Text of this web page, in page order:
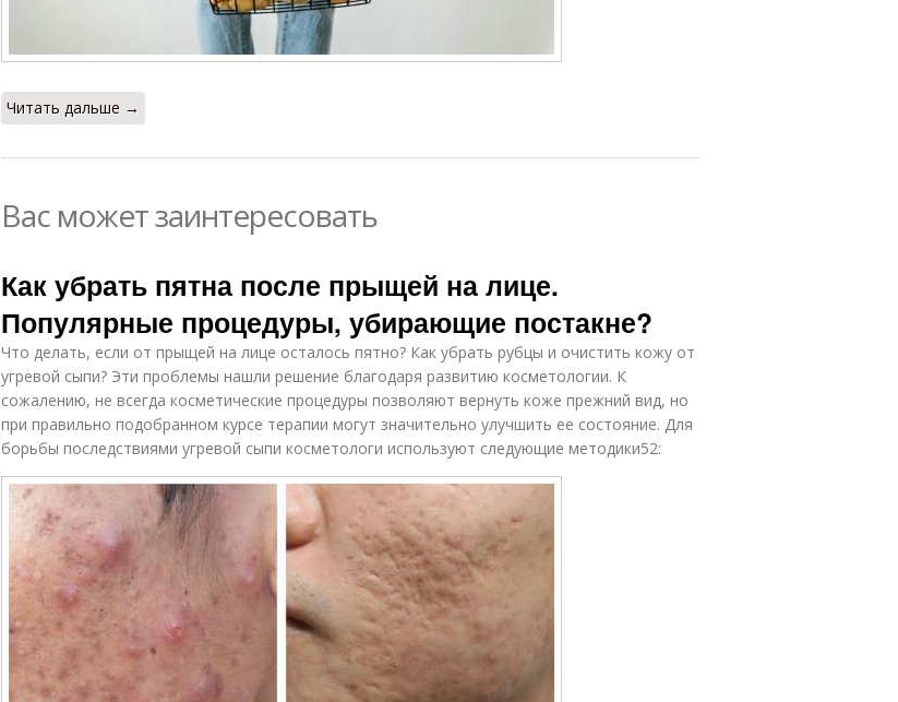
Читать дальше →
Вас может заинтересовать
Как убрать пятна после прыщей на лице.
Популярные процедуры, убирающие постакне?
Что делать, если от прыщей на лице осталось пятно? Как убрать рубцы и очистить кожу от
угревой сыпи? Эти проблемы нашли решение благодаря развитию косметологии. К
сожалению, не всегда косметические процедуры позволяют вернуть коже прежний вид, но
при правильно подобранном курсе терапии могут значительно улучшить ее состояние. Для
борьбы последствиями угревой сыпи косметологи используют следующие методики52: